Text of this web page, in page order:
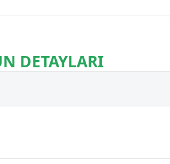
DETAYLARI
önler.